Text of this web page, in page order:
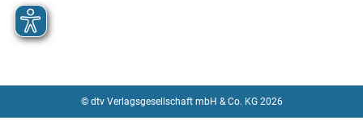
© dtv Verlagsgesellschaft mbH & Co. KG 2026